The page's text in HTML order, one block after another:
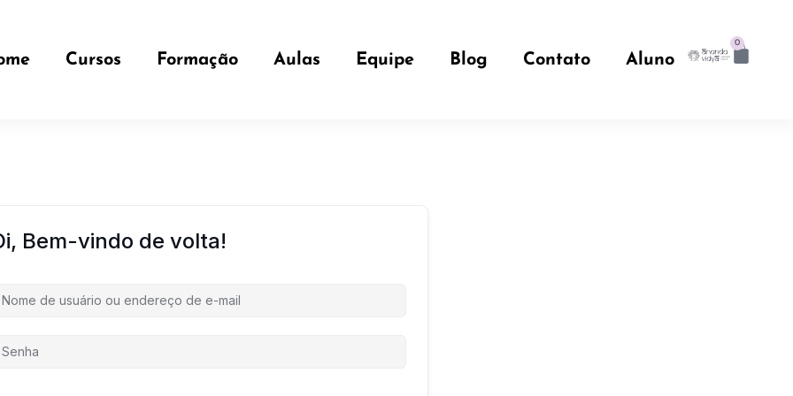
Cursos Formação Aulas Equipe Blog Contato Aluno
0
Bem-vindo de volta!